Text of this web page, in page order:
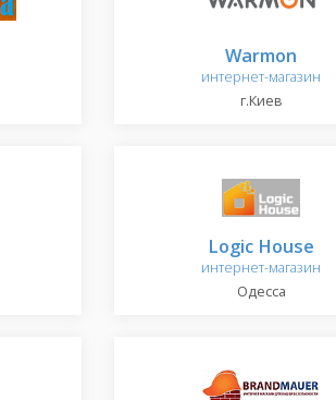
Warmon
интернет-магазин
г.Киев
Logic House
интернет-магазин
Одесса